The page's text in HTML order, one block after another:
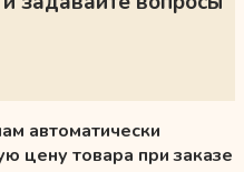
автоматически
цену товара при заказе